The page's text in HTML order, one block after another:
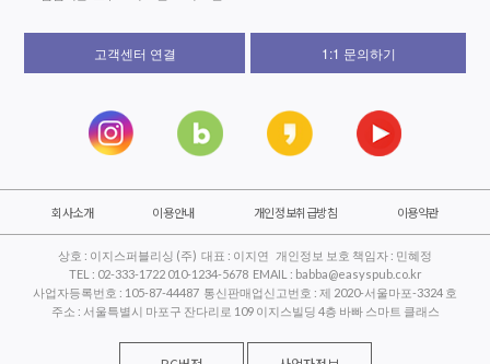
고객센터 연결 1:1 문의하기
회사소개 이용안내 개인정보취급방침 이용약관
상호 : 이지스퍼블리싱 (주) 대표 : 이지연 개인정보 보호 책임자 : 민혜정
TEL : 02-333-1722 010-1234-5678 EMAIL : babba@easyspub.co.kr
사업자등록번호 : 105-87-44487 통신판매업신고번호 : 제 2020-서울마포-3324 호
주소 : 서울특별시 마포구 잔다리로 109 이지스빌딩 4층 바빠 스마트 클래스